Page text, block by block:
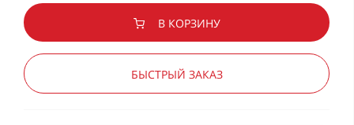
В КОРЗИНУ
БЫСТРЫЙ ЗАКАЗ